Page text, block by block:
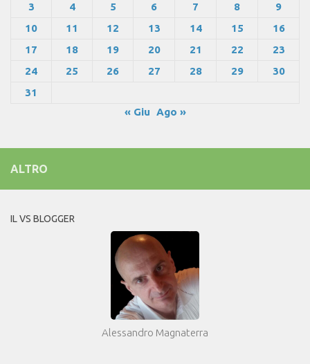
3
4 5 6 7 8
9
10
11 12 13 14 15
16
17
18 19 20 21 22
23
24
25 26 27 28 29
30
31
« Giu Ago »
ALTRO
IL VS BLOGGER
Alessandro Magnaterra